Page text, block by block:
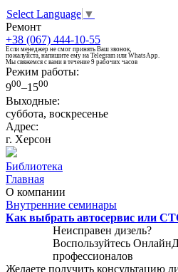
Select Language ▼
Ремонт
+38 (067) 444-10-55
Если менеджер не смог принять Ваш звонок,
пожалуйста, напишите ему на Telegram или WhatsApp.
Мы свяжемся с вами в течение 9 рабочих часов
Режим работы:
900–1500
Выходные:
суббота, воскресенье
Адрес:
г. Херсон
Библиотека
Главная
О компании
Внутренние семинары
Как выбрать автосервис или
Неисправен дизель?
Воспользуйтесь
профессионалов
Желаете получить консультацию